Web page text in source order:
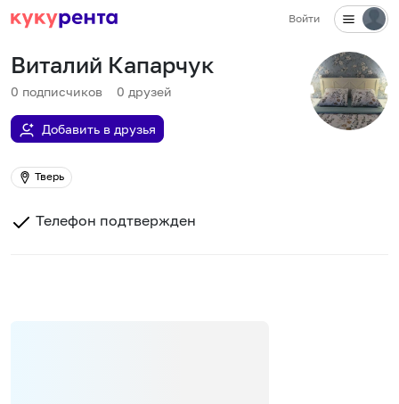
Войти
Виталий Капарчук
0 подписчиков 0 друзей
Добавить в друзья
Тверь
Телефон подтвержден